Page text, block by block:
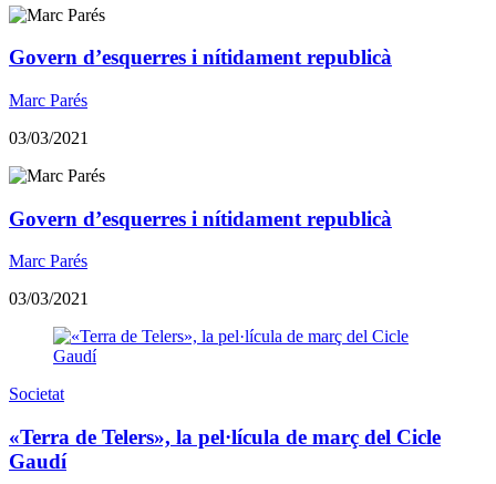
Govern d’esquerres i nítidament republicà
Marc Parés
03/03/2021
Govern d’esquerres i nítidament republicà
Marc Parés
03/03/2021
Societat
​«Terra de Telers», la pel·lícula de març del Cicle
Gaudí